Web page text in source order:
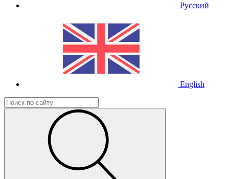
Русский
English